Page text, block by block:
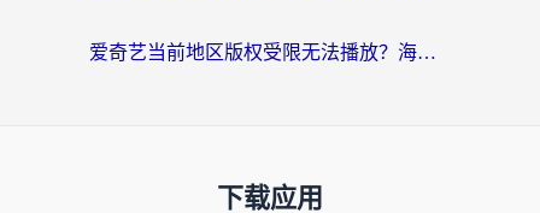
爱奇艺当前地区版权受限无法播放？海外党追剧看电影的终极解决方案来了
下载应用